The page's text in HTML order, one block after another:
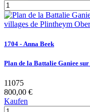
1704 - Anna Beek
Plan de la Battalie Ganiee sur
11075
800,00 €
Kaufen